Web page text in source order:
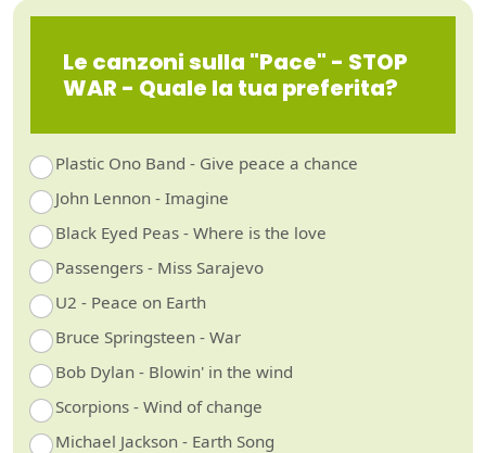
Le canzoni sulla "Pace" - STOP
WAR - Quale la tua preferita?
Plastic Ono Band - Give peace a chance
John Lennon - Imagine
Black Eyed Peas - Where is the love
Passengers - Miss Sarajevo
U2 - Peace on Earth
Bruce Springsteen - War
Bob Dylan - Blowin' in the wind
Scorpions - Wind of change
Michael Jackson - Earth Song